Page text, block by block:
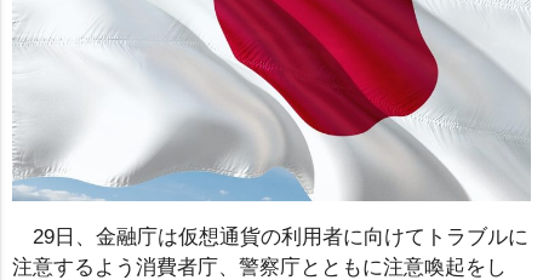
29日、金融庁は仮想通貨の利用者に向けてトラブルに
注意するよう消費者庁、警察庁とともに注意喚起をし